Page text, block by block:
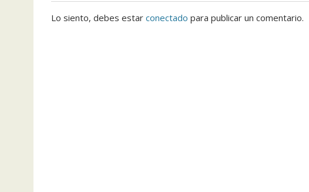
Lo siento, debes estar conectado para publicar un comentario.